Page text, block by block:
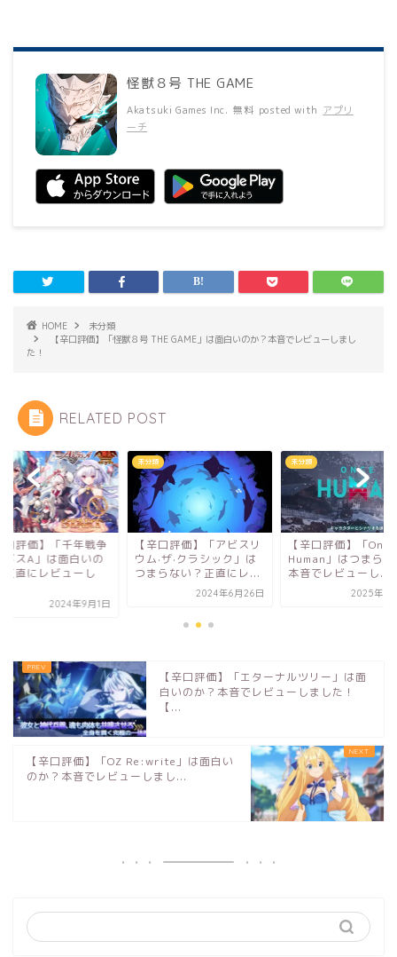
怪獣８号 THE GAME
Akatsuki Games Inc. 無料 posted with アプリ
ーチ
HOME
未分類
【辛口評価】「怪獣８号 THE GAME」は面白いのか？本音でレビューしまし
た！
RELATED POST
口評価】「千年戦争
ギスA」は面白いの
正直にレビューし
2024年9月1日
未分類
【辛口評価】「アビスリ
ウム·ザ·クラシック」は
つまらない？正直にレ...
2024年6月26日
未分類
【辛口評価】「Once
Human」はつまら
本音でレビューし...
2025年5
【辛口評価】「エターナルツリー」は面
白いのか？本音でレビューしました！
【...
【辛口評価】「OZ Re:write」は面白い
のか？本音でレビューしまし...